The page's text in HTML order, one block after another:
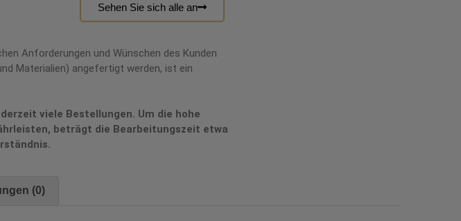
Sehen Sie sich alle an
Anforderungen und Wünschen des Kunden
Materialien) angefertigt werden, ist ein
viele Bestellungen. Um die hohe
beträgt die Bearbeitungszeit etwa
(0)